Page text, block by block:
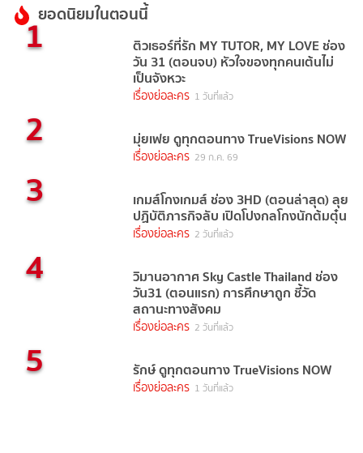
ยอดนิยมในตอนนี้
1 ติวเธอร์ที่รัก MY TUTOR, MY LOVE ช่อง
วัน 31 (ตอนจบ) หัวใจของทุกคนเต้นไม่
เป็นจังหวะ
เรื่องย่อละคร 1 วันที่แล้ว
2 มุ่ยเฟย ดูทุกตอนทาง TrueVisions NOW
เรื่องย่อละคร 29 ก.ค. 69
3 เกมส์โกงเกมส์ ช่อง 3HD (ตอนล่าสุด) ลุย
ปฏิบัติภารกิจลับ เปิดโปงกลโกงนักต้มตุ๋น
เรื่องย่อละคร 2 วันที่แล้ว
4 วิมานอากาศ Sky Castle Thailand ช่อง
วัน31 (ตอนแรก) การศึกษาถูก ชี้วัด
สถานะทางสังคม
เรื่องย่อละคร 2 วันที่แล้ว
5 รักษ์ ดูทุกตอนทาง TrueVisions NOW
เรื่องย่อละคร 1 วันที่แล้ว